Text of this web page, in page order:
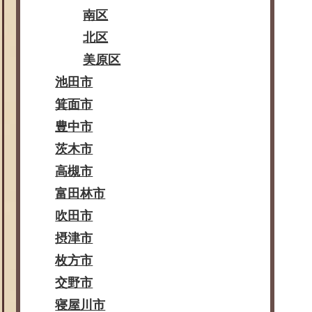
南区
北区
美原区
池田市
箕面市
豊中市
茨木市
高槻市
富田林市
吹田市
摂津市
枚方市
交野市
寝屋川市